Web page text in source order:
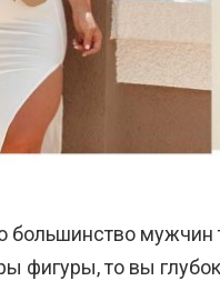
большинство
фигуры, то вы